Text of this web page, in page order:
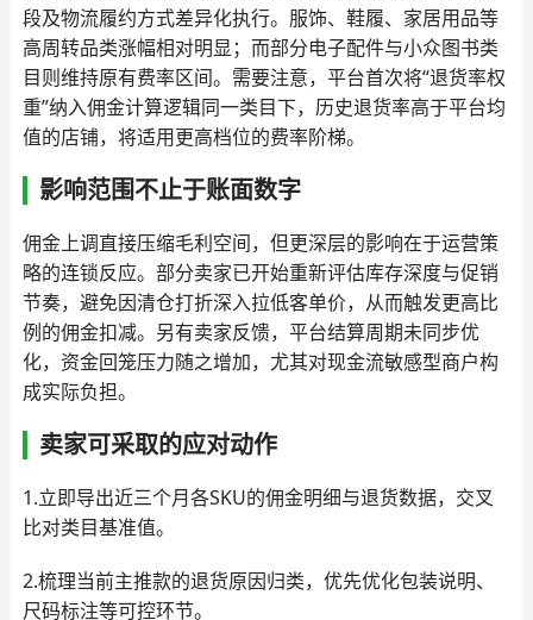
段及物流履约方式差异化执行。服饰、鞋履、家居用品等
高周转品类涨幅相对明显；而部分电子配件与小众图书类
目则维持原有费率区间。需要注意，平台首次将“退货率权
重”纳入佣金计算逻辑同一类目下，历史退货率高于平台均
值的店铺，将适用更高档位的费率阶梯。
影响范围不止于账面数字
佣金上调直接压缩毛利空间，但更深层的影响在于运营策
略的连锁反应。部分卖家已开始重新评估库存深度与促销
节奏，避免因清仓打折深入拉低客单价，从而触发更高比
例的佣金扣减。另有卖家反馈，平台结算周期未同步优
化，资金回笼压力随之增加，尤其对现金流敏感型商户构
成实际负担。
卖家可采取的应对动作
1.立即导出近三个月各SKU的佣金明细与退货数据，交叉
比对类目基准值。
2.梳理当前主推款的退货原因归类，优先优化包装说明、
尺码标注等可控环节。